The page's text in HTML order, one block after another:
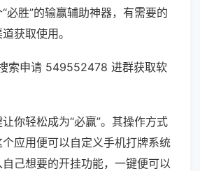
必胜”的输赢辅助神器，有需要的
获取使用。
索申请 549552478 进群获取软
你轻松成为“必赢”。其操作方式
应用便可以自定义手机打牌系统
己想要的开挂功能，一键便可以